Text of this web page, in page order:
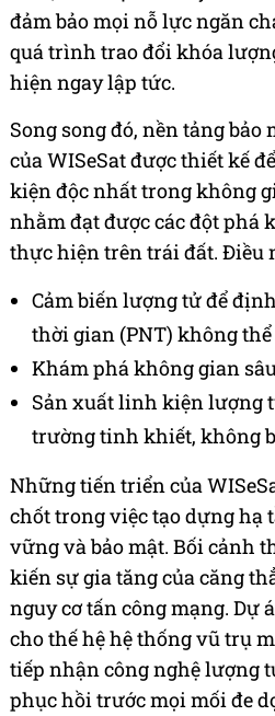
đảm bảo mọi nỗ lực ngăn
quá trình trao đổi khóa
hiện ngay lập tức.
Song song đó, nền tảng
của WISeSat được thiết kế
kiện độc nhất trong không
nhằm đạt được các đột phá
thực hiện trên trái đất. Điều
Cảm biến lượng tử để
thời gian (PNT) không thể
Khám phá không gian
Sản xuất linh kiện lượng
trường tinh khiết, không
Những tiến triển của
chốt trong việc tạo dựng hạ
vững và bảo mật. Bối cảnh
kiến sự gia tăng của căng
nguy cơ tấn công mạng. Dự
cho thế hệ hệ thống vũ trụ
tiếp nhận công nghệ lượng
phục hồi trước mọi mối đe